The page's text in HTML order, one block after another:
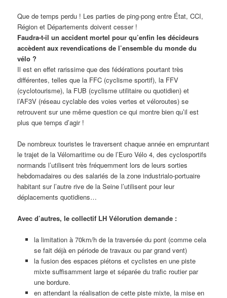
Que de temps perdu ! Les parties de ping-pong entre État, CCI,
Région et Départements doivent cesser !
Faudra-t-il un accident mortel pour qu’enfin les décideurs
accèdent aux revendications de l’ensemble du monde du
vélo ?
Il est en effet rarissime que des fédérations pourtant très
différentes, telles que la FFC (cyclisme sportif), la FFV
(cyclotourisme), la FUB (cyclisme utilitaire ou quotidien) et
l’AF3V (réseau cyclable des voies vertes et véloroutes) se
retrouvent sur une même question ce qui montre bien qu’il est
plus que temps d’agir !
De nombreux touristes le traversent chaque année en empruntant
le trajet de la Vélomaritime ou de l’Euro Vélo 4, des cyclosportifs
normands l’utilisent très fréquemment lors de leurs sorties
hebdomadaires ou des salariés de la zone industrialo-portuaire
habitant sur l’autre rive de la Seine l’utilisent pour leur
déplacements quotidiens…
Avec d’autres, le collectif LH Vélorution demande :
la limitation à 70km/h de la traversée du pont (comme cela
se fait déjà en période de travaux ou par grand vent)
la fusion des espaces piétons et cyclistes en une piste
mixte suffisamment large et séparée du trafic routier par
une bordure.
en attendant la réalisation de cette piste mixte, la mise en